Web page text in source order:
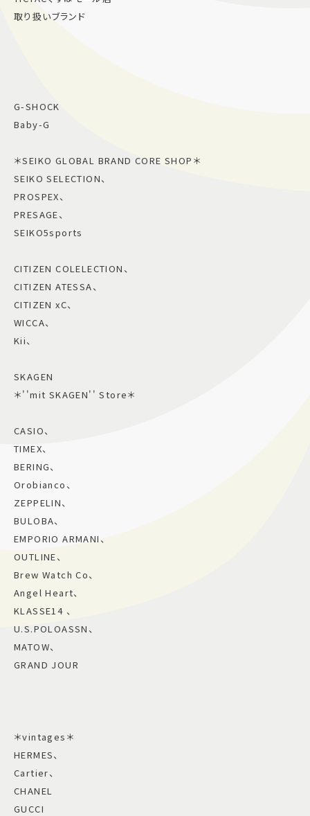
取り扱いブランド
G-SHOCK
Baby-G
＊SEIKO GLOBAL BRAND CORE SHOP＊
SEIKO SELECTION、
PROSPEX、
PRESAGE、
SEIKO5sports
CITIZEN COLELECTION、
CITIZEN ATESSA、
CITIZEN xC、
WICCA、
Kii、
SKAGEN
＊''mit SKAGEN'' Store＊
CASIO、
TIMEX、
BERING、
Orobianco、
ZEPPELIN、
BULOBA、
EMPORIO ARMANI、
OUTLINE、
Brew Watch Co、
Angel Heart、
KLASSE14 、
U.S.POLOASSN、
MATOW、
GRAND JOUR
＊vintages＊
HERMES、
Cartier、
CHANEL
GUCCI